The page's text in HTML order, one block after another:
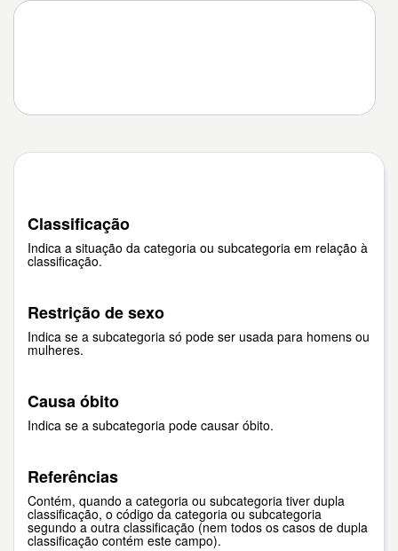
Classificação
Indica a situação da categoria ou subcategoria em relação à
classificação.
Restrição de sexo
Indica se a subcategoria só pode ser usada para homens ou
mulheres.
Causa óbito
Indica se a subcategoria pode causar óbito.
Referências
Contém, quando a categoria ou subcategoria tiver dupla
classificação, o código da categoria ou subcategoria
segundo a outra classificação (nem todos os casos de dupla
classificação contém este campo).